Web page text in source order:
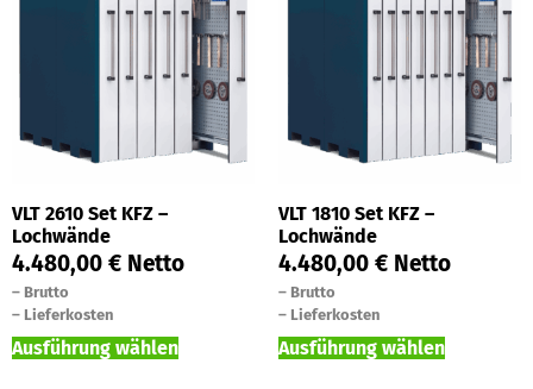
VLT 2610 Set KFZ –
Lochwände
4.480,00 € Netto
– Brutto
– Lieferkosten
Ausführung wählen
VLT 1810 Set KFZ –
Lochwände
4.480,00 € Netto
– Brutto
– Lieferkosten
Ausführung wählen